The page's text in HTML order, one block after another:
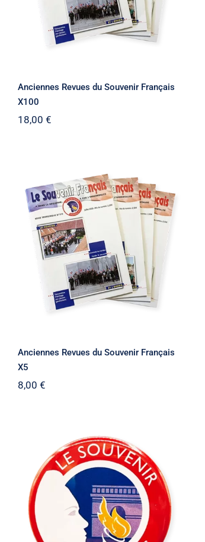
Anciennes Revues du Souvenir Français
X100
18,00 €
Anciennes Revues du
Souvenir Français X5
Anciennes Revues du Souvenir Français
X5
8,00 €
Badge du Souvenir
Français